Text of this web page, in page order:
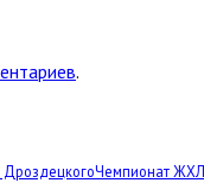
.
ДроздецкогоЧемпионат ЖХЛ